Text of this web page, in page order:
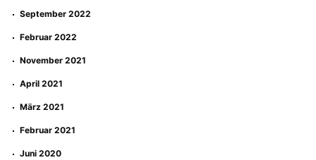
September 2022
Februar 2022
November 2021
April 2021
März 2021
Februar 2021
Juni 2020